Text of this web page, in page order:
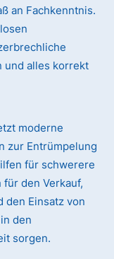
an Fachkenntnis.
und alles korrekt
moderne
zur Entrümpelung
für schwerere
den Verkauf,
den Einsatz von
den
sorgen.